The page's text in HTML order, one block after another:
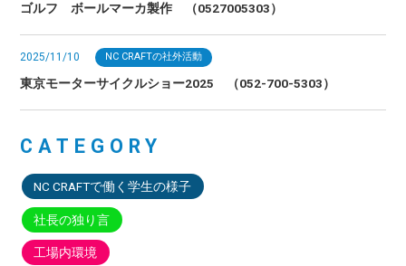
ゴルフ ボールマーカ製作 （0527005303）
2025/11/10 NC CRAFTの社外活動
東京モーターサイクルショー2025 （052-700-5303）
CATEGORY
NC CRAFTで働く学生の様子
社長の独り言
工場内環境